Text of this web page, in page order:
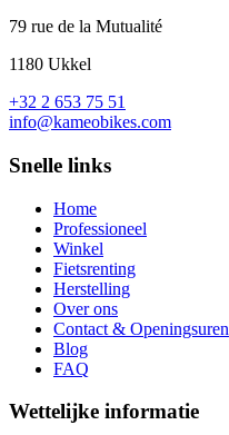
79 rue de la Mutualité
1180 Ukkel
+32 2 653 75 51
info@kameobikes.com
Snelle links
Home
Professioneel
Winkel
Fietsrenting
Herstelling
Over ons
Contact & Openingsuren
Blog
FAQ
Wettelijke informatie